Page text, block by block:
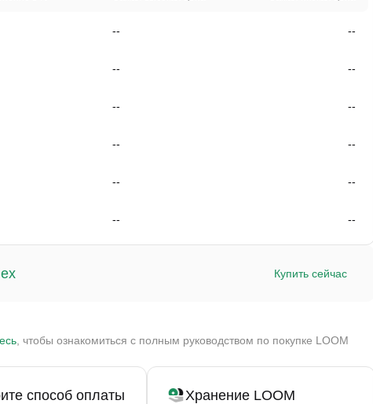
-- --
-- --
-- --
-- --
-- --
-- --
Купить сейчас
, чтобы ознакомиться с полным руководством по покупке LOOM
способ оплаты Хранение LOOM